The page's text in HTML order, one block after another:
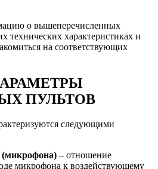
о вышеперечисленных
технических характеристиках и
на соответствующих
ПУЛЬТОВ
следующими
(микрофона) – отношение
микрофона к воздействующему